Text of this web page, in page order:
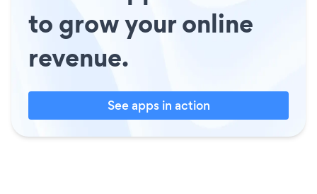
to grow your online
revenue.
See apps in action